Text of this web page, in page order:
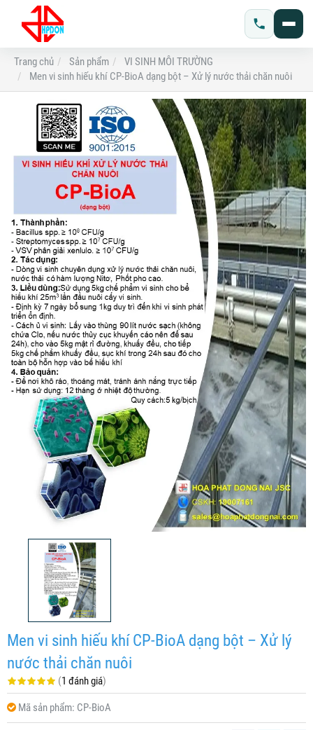
Trang chủ Sản phẩm
VI SINH MÔI TRƯỜNG
Men vi sinh hiếu khí CP-BioA dạng bột – Xử lý nước thải chăn nuôi
Men vi sinh hiếu khí CP-BioA dạng bột – Xử lý
nước thải chăn nuôi
(1 đánh giá)
Mã sản phẩm: CP-BioA